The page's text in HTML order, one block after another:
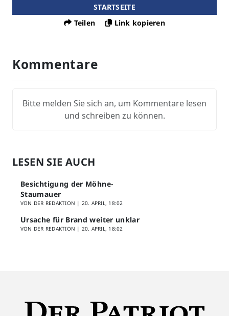
STARTSEITE
Teilen
Link kopieren
Kommentare
Bitte melden Sie sich an, um Kommentare lesen
und schreiben zu können.
LESEN SIE AUCH
Besichtigung der Möhne-
Staumauer
VON DER REDAKTION | 20. APRIL, 18:02
Ursache für Brand weiter unklar
VON DER REDAKTION | 20. APRIL, 18:02